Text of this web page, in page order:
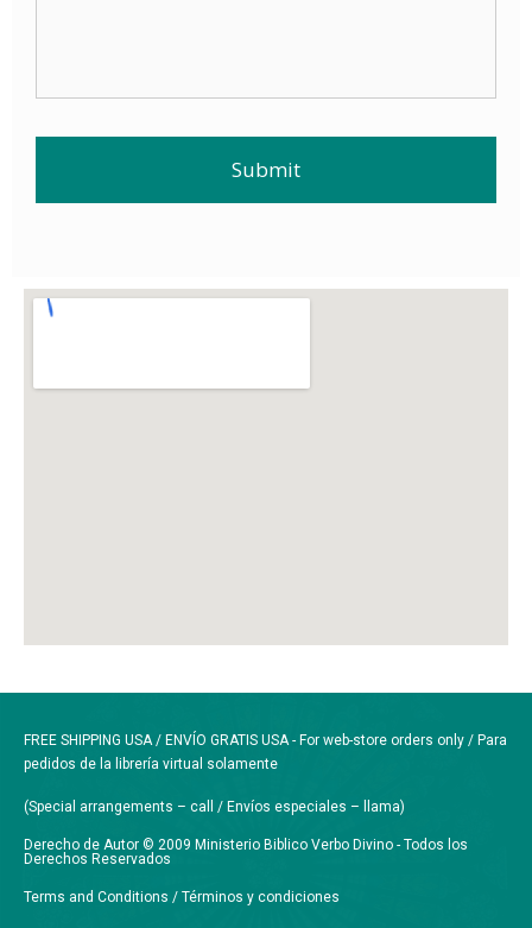
FREE SHIPPING USA / ENVÍO GRATIS USA - For web-store orders only / Para
pedidos de la librería virtual solamente
(Special arrangements – call / Envíos especiales – llama)
Derecho de Autor © 2009 Ministerio Biblico Verbo Divino - Todos los
Derechos Reservados
Terms and Conditions / Términos y condiciones